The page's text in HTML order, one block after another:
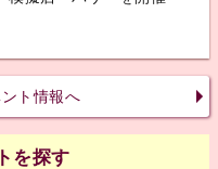
ト情報へ
を探す